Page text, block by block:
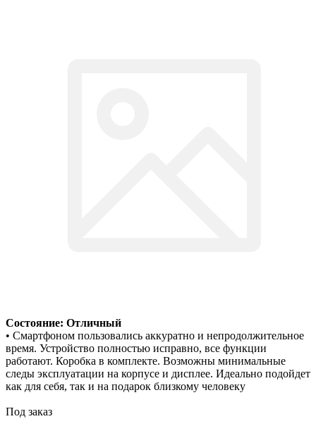
Состояние: Отличный
• Смартфоном пользовались аккуратно и непродолжительное
время. Устройство полностью исправно, все функции
работают. Коробка в комплекте. Возможны минимальные
следы эксплуатации на корпусе и дисплее. Идеально подойдет
как для себя, так и на подарок близкому человеку
Под заказ